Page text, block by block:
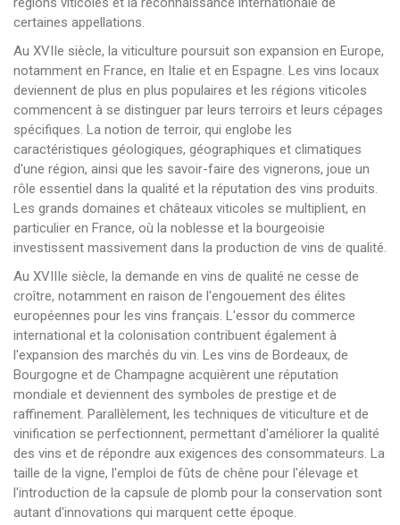
certaines appellations.
Au XVIIe siècle, la viticulture poursuit son expansion en Europe,
notamment en France, en Italie et en Espagne. Les vins locaux
deviennent de plus en plus populaires et les régions viticoles
commencent à se distinguer par leurs terroirs et leurs cépages
spécifiques. La notion de terroir, qui englobe les
caractéristiques géologiques, géographiques et climatiques
d'une région, ainsi que les savoir-faire des vignerons, joue un
rôle essentiel dans la qualité et la réputation des vins produits.
Les grands domaines et châteaux viticoles se multiplient, en
particulier en France, où la noblesse et la bourgeoisie
investissent massivement dans la production de vins de qualité.
Au XVIIIe siècle, la demande en vins de qualité ne cesse de
croître, notamment en raison de l'engouement des élites
européennes pour les vins français. L'essor du commerce
international et la colonisation contribuent également à
l'expansion des marchés du vin. Les vins de Bordeaux, de
Bourgogne et de Champagne acquièrent une réputation
mondiale et deviennent des symboles de prestige et de
raffinement. Parallèlement, les techniques de viticulture et de
vinification se perfectionnent, permettant d'améliorer la qualité
des vins et de répondre aux exigences des consommateurs. La
taille de la vigne, l'emploi de fûts de chêne pour l'élevage et
l'introduction de la capsule de plomb pour la conservation sont
autant d'innovations qui marquent cette époque.